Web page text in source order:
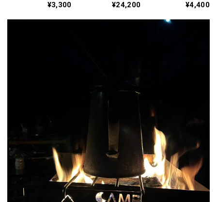
（300ml）
¥3,300
ーバッグプロ＞
S（カラー：チャコ
¥24,200 ¥4,400